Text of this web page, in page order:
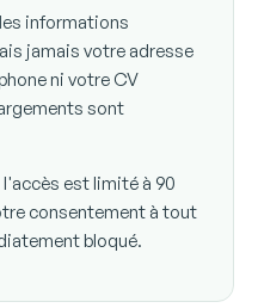
informations
jamais votre adresse
ni votre CV
sont
est limité à 90
consentement à tout
bloqué.